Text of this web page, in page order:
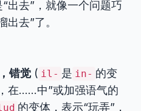
“出去”，就像一个问题巧
出去”了。
错觉 ( il- 是 in- 的变
在……中”或加强语气的
的变体，表示“玩弄”，